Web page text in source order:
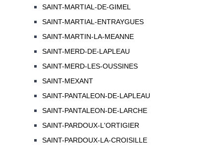
SAINT-MARTIAL-DE-GIMEL
SAINT-MARTIAL-ENTRAYGUES
SAINT-MARTIN-LA-MEANNE
SAINT-MERD-DE-LAPLEAU
SAINT-MERD-LES-OUSSINES
SAINT-MEXANT
SAINT-PANTALEON-DE-LAPLEAU
SAINT-PANTALEON-DE-LARCHE
SAINT-PARDOUX-L'ORTIGIER
SAINT-PARDOUX-LA-CROISILLE